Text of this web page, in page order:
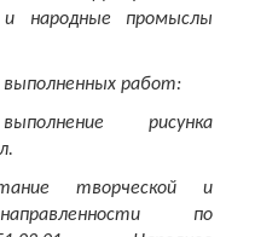
и народные промыслы
работ:
рисунка
творческой и
по